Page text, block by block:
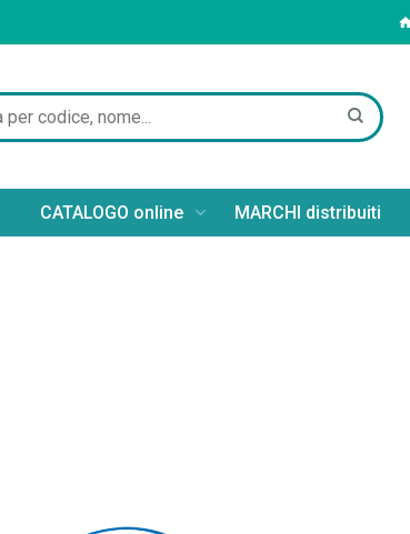
CATALOGO online MARCHI distribuiti